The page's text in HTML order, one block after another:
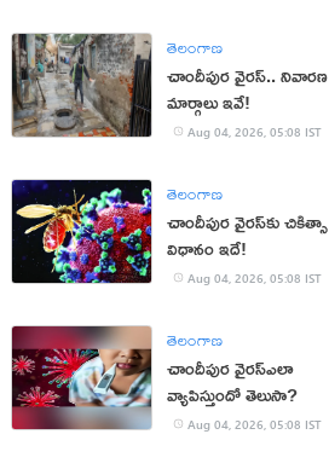
తెలంగాణ
చాందీపుర వైరస్.. నివారణ
మార్గాలు ఇవే!
Aug 04, 2026, 05:08 IST
తెలంగాణ
చాందీపుర వైరస్‌కు చికిత్సా
విధానం ఇదే!
Aug 04, 2026, 05:08 IST
తెలంగాణ
చాందీపుర వైరస్ఎలా
వ్యాపిస్తుందో తెలుసా?
Aug 04, 2026, 05:08 IST